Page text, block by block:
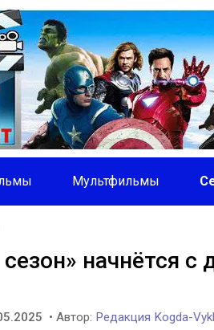
Мультфильмы
начнётся с
• Автор: Редакция Kogda-